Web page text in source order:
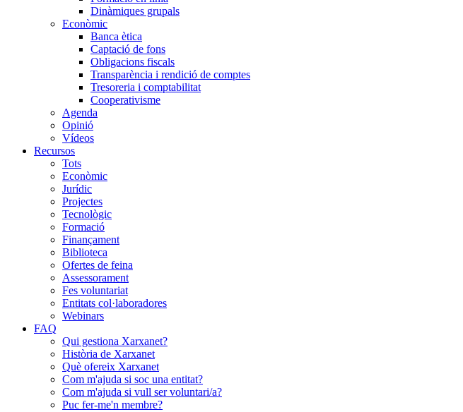
Dinàmiques grupals
Econòmic
Banca ètica
Captació de fons
Obligacions fiscals
Transparència i rendició de comptes
Tresoreria i comptabilitat
Cooperativisme
Agenda
Opinió
Vídeos
Recursos
Tots
Econòmic
Jurídic
Projectes
Tecnològic
Formació
Finançament
Biblioteca
Ofertes de feina
Assessorament
Fes voluntariat
Entitats col·laboradores
Webinars
FAQ
Qui gestiona Xarxanet?
Història de Xarxanet
Què ofereix Xarxanet
Com m'ajuda si soc una entitat?
Com m'ajuda si vull ser voluntari/a?
Puc fer-me'n membre?